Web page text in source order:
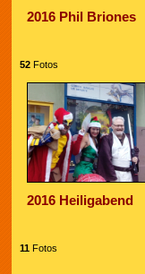
2016 Phil Briones
52Fotos
2016 Heiligabend
11Fotos